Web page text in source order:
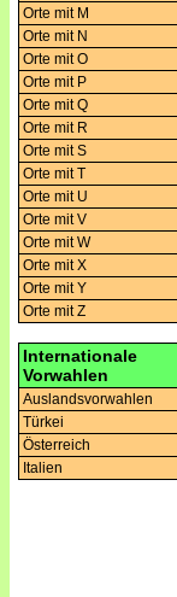
Orte mit M
Orte mit N
Orte mit O
Orte mit P
Orte mit Q
Orte mit R
Orte mit S
Orte mit T
Orte mit U
Orte mit V
Orte mit W
Orte mit X
Orte mit Y
Orte mit Z
Internationale
Vorwahlen
Auslandsvorwahlen
Türkei
Österreich
Italien